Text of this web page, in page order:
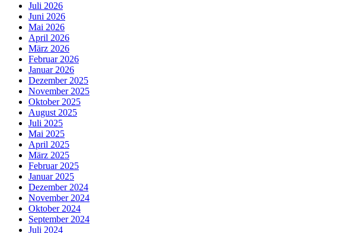
Juli 2026
Juni 2026
Mai 2026
April 2026
März 2026
Februar 2026
Januar 2026
Dezember 2025
November 2025
Oktober 2025
August 2025
Juli 2025
Mai 2025
April 2025
März 2025
Februar 2025
Januar 2025
Dezember 2024
November 2024
Oktober 2024
September 2024
Juli 2024